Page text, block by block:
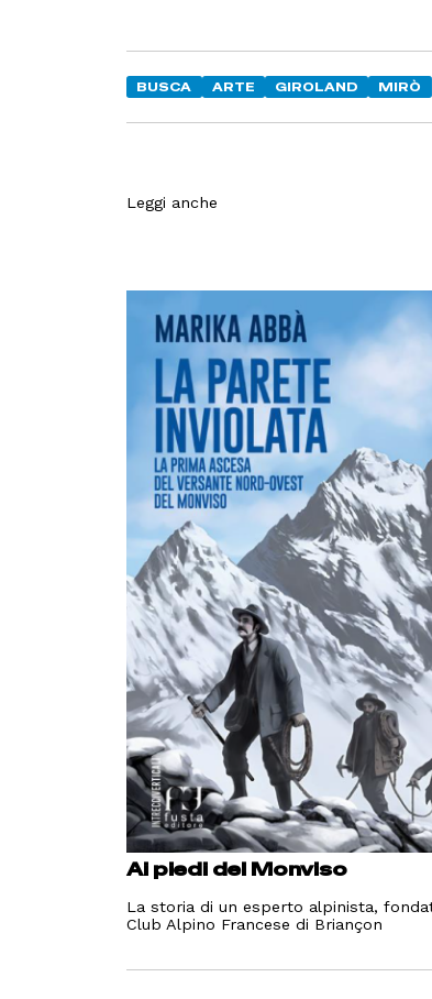
BUSCA ARTE GIROLAND MIRÒ
Leggi anche
Ai piedi del Monviso
La storia di un esperto alpinista,
Club Alpino Francese di Briançon